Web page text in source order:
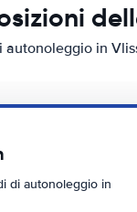
autonoleggio in
di autonoleggio in